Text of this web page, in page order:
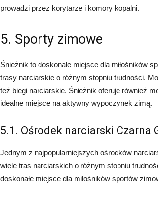
prowadzi przez korytarze i komory kopalni.
5. Sporty zimowe
Śnieżnik to doskonałe miejsce dla miłośników
trasy narciarskie o różnym stopniu trudności.
też biegi narciarskie. Śnieżnik oferuje również
idealne miejsce na aktywny wypoczynek zimą.
5.1. Ośrodek narciarski Czarna
Jednym z najpopularniejszych ośrodków
wiele tras narciarskich o różnym stopniu
doskonałe miejsce dla miłośników sportów